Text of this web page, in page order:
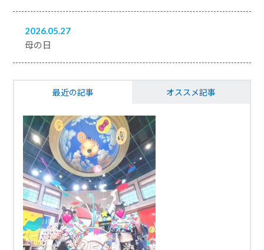
2026.05.27
母の日
最近の記事 オススメ記事